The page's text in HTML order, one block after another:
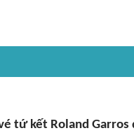
tứ kết Roland Garros